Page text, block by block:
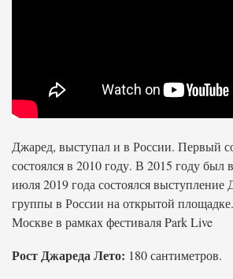
Джаред, выступал и в России. Первый
состоялся в 2010 году. В 2015 году был
июля 2019 года состоялся выступление
группы в России на открытой
Москве в рамках фестиваля Park Live
Рост Джареда Лето: 180 сантиметров.